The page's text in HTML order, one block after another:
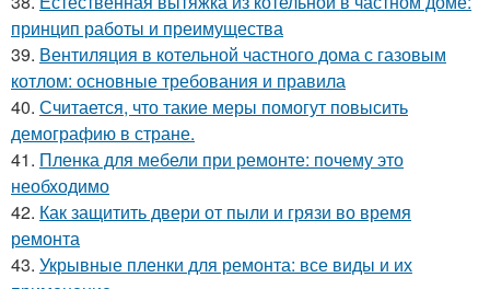
принцип работы и преимущества
39. Вентиляция в котельной частного дома с газовым
котлом: основные требования и правила
40. Считается, что такие меры помогут повысить
демографию в стране.
41. Пленка для мебели при ремонте: почему это
необходимо
42. Как защитить двери от пыли и грязи во время
ремонта
43. Укрывные пленки для ремонта: все виды и их